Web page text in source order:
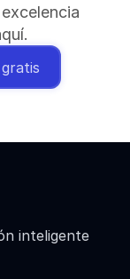
inteligente